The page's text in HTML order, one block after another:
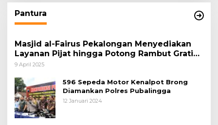
Pantura
Masjid al-Fairus Pekalongan Menyediakan
Layanan Pijat hingga Potong Rambut Gratis
bagi Pemudik Lebaran 2025
9 April 2025
596 Sepeda Motor Kenalpot Brong
Diamankan Polres Pubalingga
12 Januari 2024